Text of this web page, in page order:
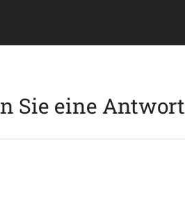
Sie eine Antwort